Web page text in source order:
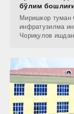
бўлим
Миришкор
инфратузилма
Чориқулов